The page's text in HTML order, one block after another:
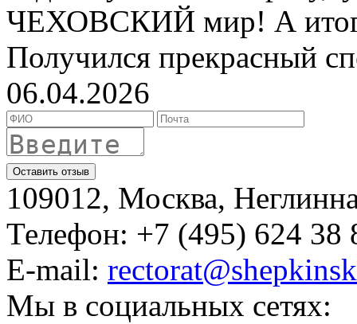
ЧЕХОВСКИЙ мир! А итог
Получился прекрасный
06.04.2026
109012, Москва,
Телефон: +7 (495) 624 38
E-mail:
Мы в социальных сетях: